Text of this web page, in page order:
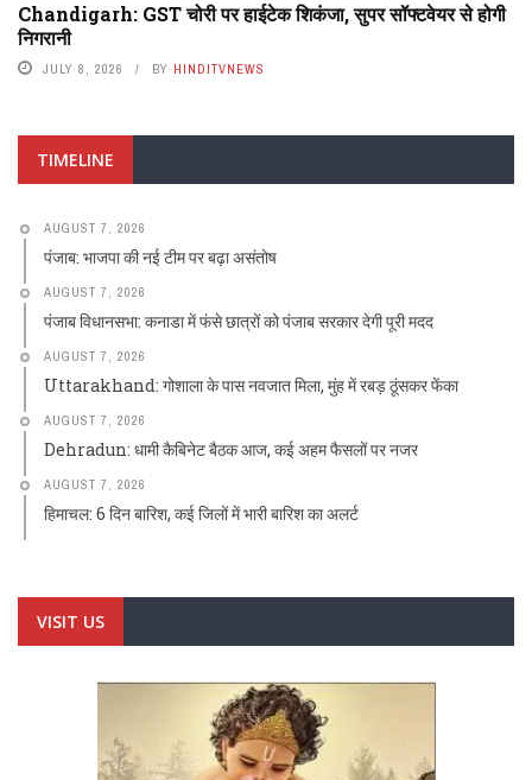
Chandigarh: GST चोरी पर हाईटेक शिकंजा, सुपर सॉफ्टवेयर से होगी
निगरानी
JULY 8, 2026 BY HINDITVNEWS
TIMELINE
AUGUST 7, 2026
पंजाब: भाजपा की नई टीम पर बढ़ा असंतोष
AUGUST 7, 2026
पंजाब विधानसभा: कनाडा में फंसे छात्रों को पंजाब सरकार देगी पूरी मदद
AUGUST 7, 2026
Uttarakhand: गोशाला के पास नवजात मिला, मुंह में रबड़ ठूंसकर फेंका
AUGUST 7, 2026
Dehradun: धामी कैबिनेट बैठक आज, कई अहम फैसलों पर नजर
AUGUST 7, 2026
हिमाचल: 6 दिन बारिश, कई जिलों में भारी बारिश का अलर्ट
VISIT US